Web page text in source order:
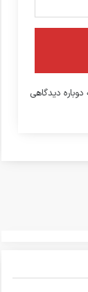
دیدگاهی